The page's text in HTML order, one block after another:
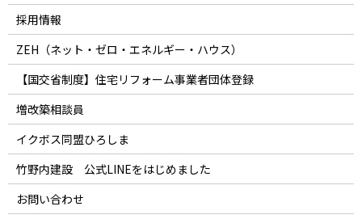
採用情報
ZEH（ネット・ゼロ・エネルギー・ハウス）
【国交省制度】住宅リフォーム事業者団体登録
増改築相談員
イクボス同盟ひろしま
竹野内建設 公式LINEをはじめました
お問い合わせ